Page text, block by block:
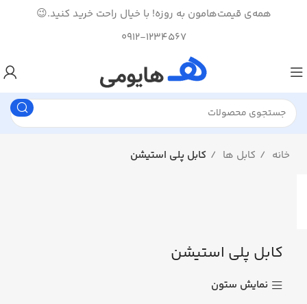
همه‌ی قیمت‌هامون به روزه! با خیال راحت خرید کنید.😉
0912-1234567
خانه کابل ها کابل پلی استیشن
کابل پلی استیشن
نمایش ستون